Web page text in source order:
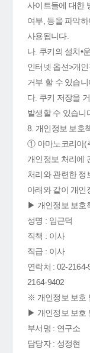
사이트들에 대한
여부, 등을 파악
사용됩니다.
나. 쿠키의 설치•
인터넷 옵션>개
거부 할 수 있습니
다. 쿠키 저장을
발생할 수 있습니
8. 개인정보 보호
① 아마노코리아(
개인정보 처리에
처리와 관련한 정
아래와 같이 개인
▶ 개인정보 보호
성명 : 임근덕
직책 : 이사
직급 : 이사
연락처 : 02-
2164-9402
※ 개인정보 보호
▶ 개인정보 보호
부서명 : 연구소
담당자 : 성정현